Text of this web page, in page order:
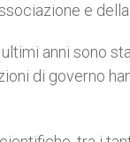
e
ultimi anni sono
di governo